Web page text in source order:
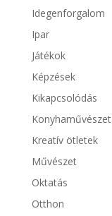
Idegenforgalom
Ipar
Játékok
Képzések
Kikapcsolódás
Konyhaművészet
Kreatív ötletek
Művészet
Oktatás
Otthon